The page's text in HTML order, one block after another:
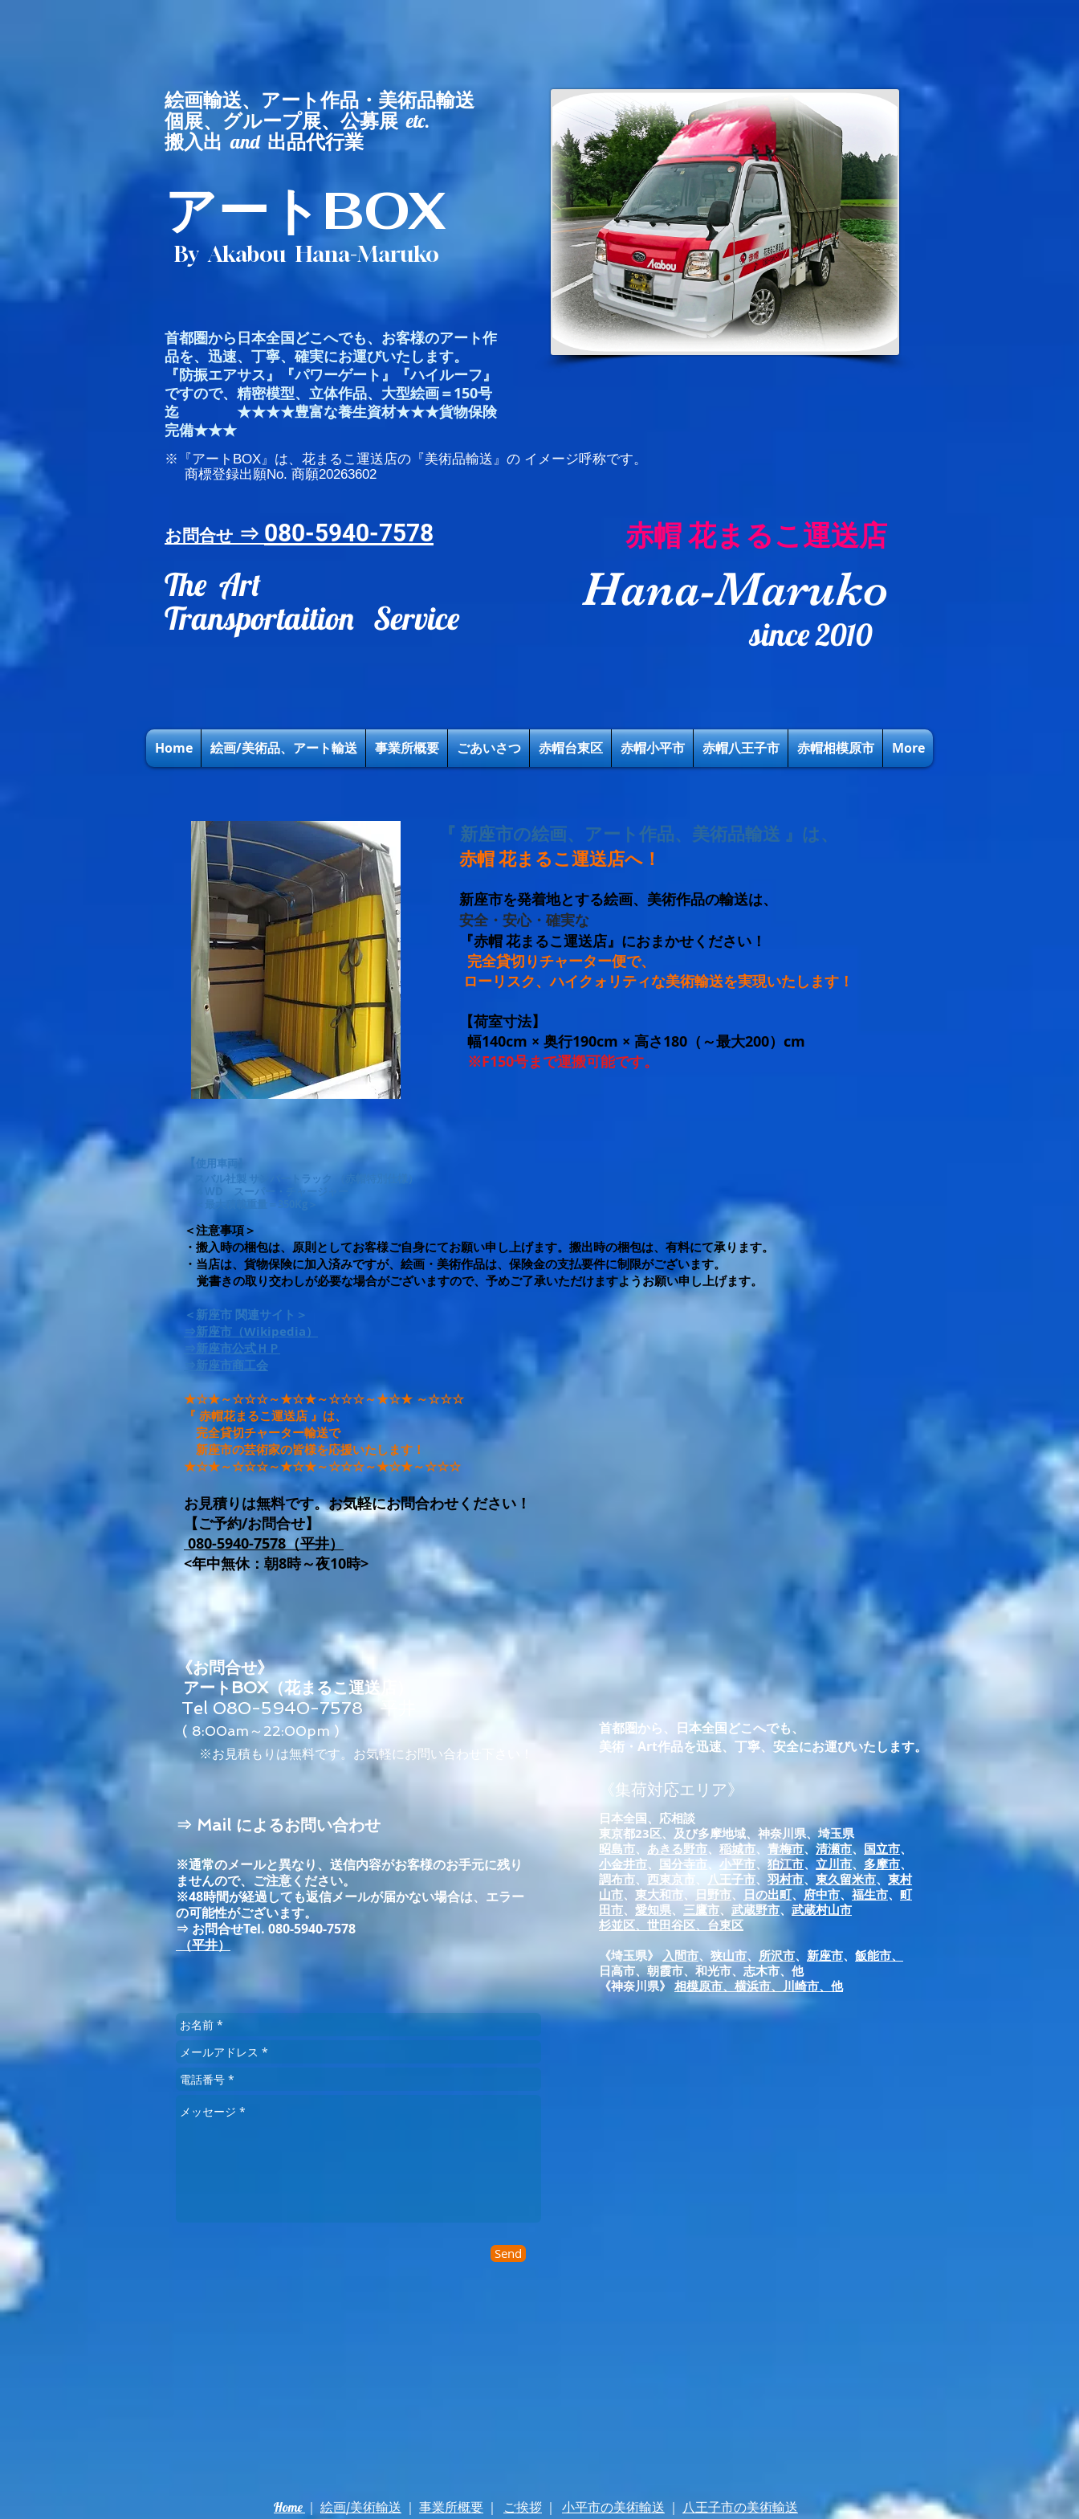
​絵画輸送、アート作品・美術品輸送
個展、グループ展、 公募展etc.
搬入出and 出品代行業
​アートBOX
首都圏から日本全国どこへでも、お客様のアート作
品を、迅速、丁寧、確実にお運びいたします。
『防振エアサス』『パワーゲート』
『ハイルーフ』
ですので、精密模型、立体作品、大型絵画＝150号
迄 ★★★★豊富な養生資材★★★貨物保険
完備★★★
By Akabou Hana-Maruko
※『アート​BOX』は、花まるこ運送店の『美術品輸送』の イメージ呼称です。
商標登録出願No. 商願20263602
お問合せ ⇒ 080-5940-7578
The Art
Transportaition Service
赤帽 花まるこ運送店
Hana-Maruko
since2010
Home 絵画/美術品、アート輸送 事業所概要 ごあいさつ 赤帽台東区 赤帽小平市 赤帽八王子市 赤帽相模原市 More
​『 新座市の絵画、アート作品、美術品輸送 』は、
​赤帽 花まるこ運送店へ！
新座市を発着地とする絵画、美術作品の輸送は、
安全・安心・確実な
『赤帽 花まるこ運送店』におまかせください！
完全貸切りチャーター便で、
ローリスク、ハイクォリティな美術輸送を実現いたします！
【荷室寸法】
幅140cm × 奥行190cm × 高さ180（～最大200）cm
※F150号まで運搬可能です。
【 使用車両】
スバル社製 サンバートラック （赤帽特別仕様）
４WD スーパー・チャージャー
＜最大積載重量＝350Kg＞
＜注意事項＞
・ 搬入時の梱包は、原則としてお客様ご自身にてお願い申し上げます。 搬出時の梱包は、有料にて承ります。
・当店は、貨物保険に加入済みですが、絵画・美術作品は、保険金の支払要件に制限がございます。
覚書きの取り交わしが必要な場合がございますので、予めご了承いただけますようお願い申し上げます。
＜新座市 関連サイト＞
⇒新座市（Wikipedia）
⇒新座市公式ＨＰ
⇒新座市商工会
★☆★～☆☆☆～★☆★～☆☆☆～★☆★ ～☆☆☆
『 赤帽花まるこ運送店 』は、
​ 完全貸切チャーター輸送で
新座市の芸術家の皆様を応援いたします！
★☆★～☆☆☆～★☆★～☆☆☆～★☆★～☆☆☆
お見積りは無料です。お気軽にお問合わせください！
【ご予約/お問合せ】
080-5940-7578（平井）
<年中無休：朝8時～夜10時>
​※通常のメールと異なり、送信内容がお客様のお手元に残り
ませんので、ご注意ください。
※48時間が経過しても返信メールが届かない場合は、エラー
の可能性がございます。
⇒ お問合せTel. 080-5940-7578
（平井）
首都圏から、日本全国どこへでも、
美術・Art作品を迅速、丁寧、安全にお運びいたします。
​日本全国、応相談
東京都23区、及び多摩地域、神奈川県、埼玉県
昭島市、 あきる野市、 稲城市、 青梅市、清瀬市、 国立市、
小金井市、 国分寺市、 小平市、狛江市、 立川市、 多摩市、
調布市、 西東京市、 八王子市、 羽村市、 東久留米市、 東村
山市、 東大和市、 日野市、 日の出町、 府中市、 福生市、 町
田市、 愛知県、 三鷹市、 武蔵野市、 武蔵村山市
杉並区、 世田谷区、 ​台東区
《埼玉県》 入間市、 狭山市、 所沢市、 新座市、 飯能市、
日高市、朝霞市、和光市、志木市、他
《神奈川県》 ​ 相模原市、横浜市、川崎市、他
​《集荷対応エリア》
《お問合せ》
アートBOX（花まるこ運送店）
Tel 080-5940-7578 平井
( 8:00am～22:00pm )
​⇒ Mail によるお問い合わせ
​※お見積もりは無料です。お気軽にお問い合わせ下さい！
Send
Home ｜ 絵画/美術輸送 ｜ 事業所概要 ｜ ご挨拶 ｜ 小平市の美術輸送 ｜ 八王子市の美術輸送